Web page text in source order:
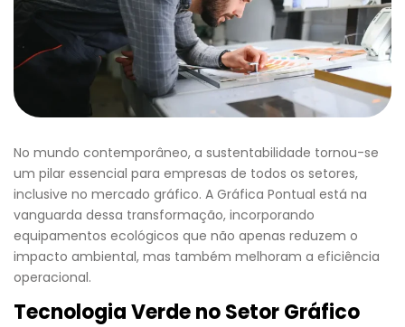
No mundo contemporâneo, a sustentabilidade tornou-se
um pilar essencial para empresas de todos os setores,
inclusive no mercado gráfico. A Gráfica Pontual está na
vanguarda dessa transformação, incorporando
equipamentos ecológicos que não apenas reduzem o
impacto ambiental, mas também melhoram a eficiência
operacional.
Tecnologia Verde no Setor Gráfico